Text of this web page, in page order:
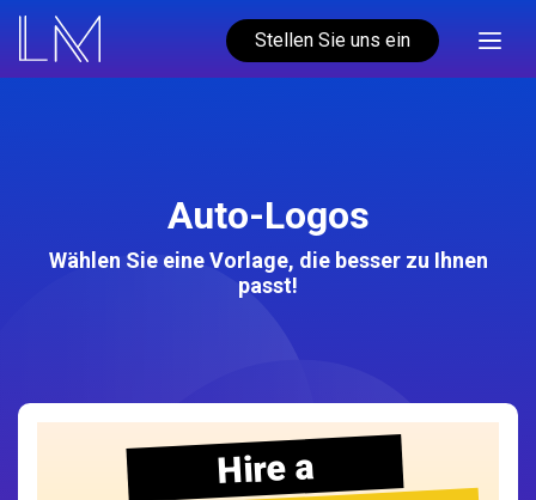
Stellen Sie uns ein
Auto-Logos
Wählen Sie eine Vorlage, die besser zu Ihnen
passt!
Hire a